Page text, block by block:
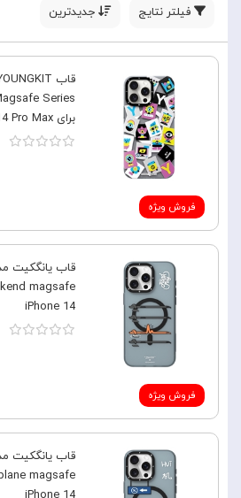
فیلتر نتایج جدیدترین
فروش ویژه
برای Apple iPhone 14 Pro Max
فروش ویژه
iPhone 14